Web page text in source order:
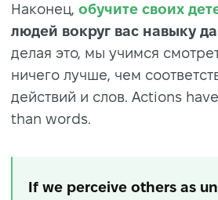
Наконец, обучите своих
людей вокруг вас навыку
делая это, мы учимся
ничего лучше, чем
действий и слов. Actions
than words.
If we perceive others as